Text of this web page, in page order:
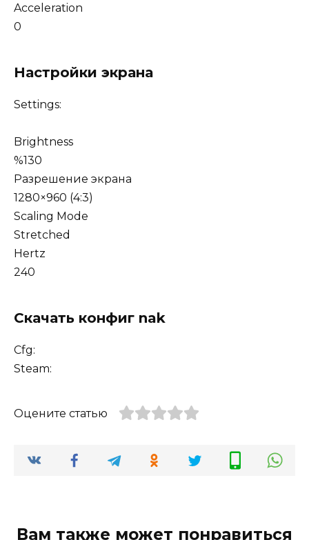
Acceleration
0
Настройки экрана
Settings:
Brightness
%130
Разрешение экрана
1280×960 (4:3)
Scaling Mode
Stretched
Hertz
240
Скачать конфиг nak
Cfg:
Steam:
Оцените статью
Вам также может понравиться